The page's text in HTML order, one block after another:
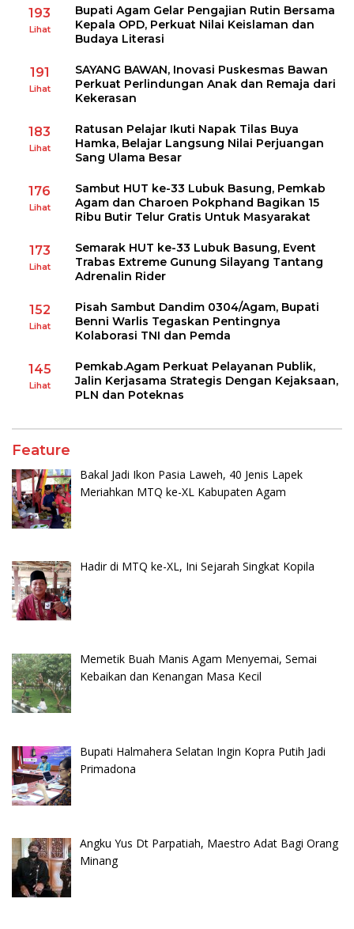
193
Lihat
Bupati Agam Gelar Pengajian Rutin Bersama
Kepala OPD, Perkuat Nilai Keislaman dan
Budaya Literasi
191
Lihat
SAYANG BAWAN, Inovasi Puskesmas Bawan
Perkuat Perlindungan Anak dan Remaja dari
Kekerasan
183
Lihat
Ratusan Pelajar Ikuti Napak Tilas Buya
Hamka, Belajar Langsung Nilai Perjuangan
Sang Ulama Besar
176
Lihat
Sambut HUT ke-33 Lubuk Basung, Pemkab
Agam dan Charoen Pokphand Bagikan 15
Ribu Butir Telur Gratis Untuk Masyarakat
173
Lihat
Semarak HUT ke-33 Lubuk Basung, Event
Trabas Extreme Gunung Silayang Tantang
Adrenalin Rider
152
Lihat
Pisah Sambut Dandim 0304/Agam, Bupati
Benni Warlis Tegaskan Pentingnya
Kolaborasi TNI dan Pemda
145
Lihat
Pemkab.Agam Perkuat Pelayanan Publik,
Jalin Kerjasama Strategis Dengan Kejaksaan,
PLN dan Poteknas
Feature
Bakal Jadi Ikon Pasia Laweh, 40 Jenis Lapek
Meriahkan MTQ ke-XL Kabupaten Agam
Hadir di MTQ ke-XL, Ini Sejarah Singkat Kopila
Memetik Buah Manis Agam Menyemai, Semai
Kebaikan dan Kenangan Masa Kecil
Bupati Halmahera Selatan Ingin Kopra Putih Jadi
Primadona
Angku Yus Dt Parpatiah, Maestro Adat Bagi Orang
Minang